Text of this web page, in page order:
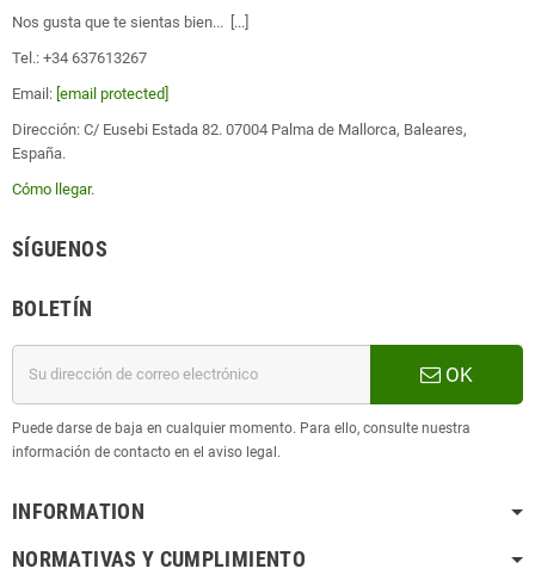
Nos gusta que te sientas bien... [ ...
Tel.: +34 637613267
Email: [email protected]
Dirección: C/ Eusebi Estada 82. 07004 Palma de Mallorca, Baleares,
España.
Cómo llegar.
SÍGUENOS
BOLETÍN
OK
Puede darse de baja en cualquier momento. Para ello, consulte nuestra
información de contacto en el aviso legal.
INFORMATION
NORMATIVAS Y CUMPLIMIENTO